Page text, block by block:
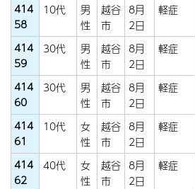
414
58
10代
男
性
越谷
市
8月
2日
軽症
414
59
30代
男
性
越谷
市
8月
2日
軽症
414
60
30代
男
性
越谷
市
8月
2日
軽症
414
61
10代
女
性
越谷
市
8月
2日
軽症
414
62
40代
女
性
越谷
市
8月
2日
軽症